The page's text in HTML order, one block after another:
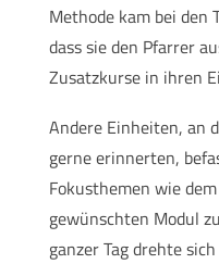
Methode kam bei den
dass sie den Pfarrer
Zusatzkurse in ihren
Andere Einheiten, an
gerne erinnerten,
Fokusthemen wie
gewünschten Modul
ganzer Tag drehte